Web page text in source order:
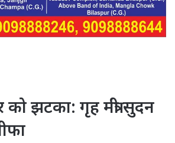
झटका: गृह मंत्री सुदन